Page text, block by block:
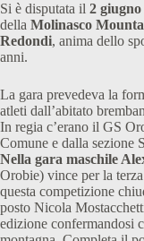
Si è disputata il 2
della Molinasco
Redondi, anima dello
anni.
La gara prevedeva la
atleti dall’abitato
In regia c’erano il GS
Comune e dalla sezione
Nella gara maschile
Orobie) vince per la
questa competizione
posto Nicola
edizione confermandosi